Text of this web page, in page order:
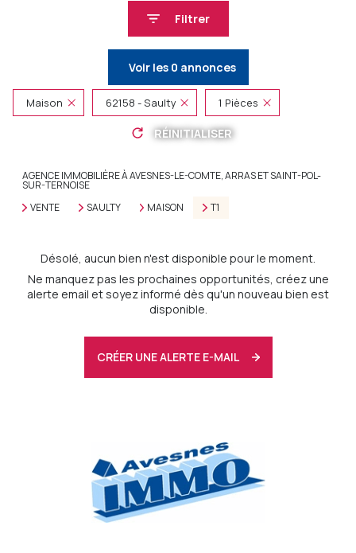
Filtrer
Voir les 0 annonces
Maison 62158 - Saulty 1 Pièces
RÉINITIALISER
AGENCE IMMOBILIÈRE À AVESNES-LE-COMTE, ARRAS ET SAINT-POL-
SUR-TERNOISE
VENTE
SAULTY MAISON T1
Désolé, aucun bien n'est disponible pour le moment.
Ne manquez pas les prochaines opportunités, créez une
alerte email et soyez informé dès qu'un nouveau bien est
disponible.
CRÉER UNE ALERTE E-MAIL